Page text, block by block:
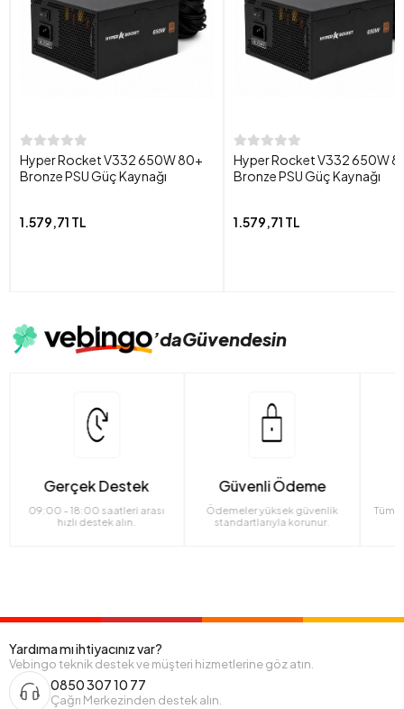
Hyper Rocket V332 650W 80+
Bronze PSU Güç Kaynağı
1.579,71 TL
Hyper Rocket V332 650W
Bronze PSU Güç Kaynağı
1.579,71 TL
’daGüvendesin
Gerçek Destek
09:00 - 18:00 saatleri arası
hızlı destek alın.
Güvenli Ödeme
Ödemeler yüksek güvenlik
standartlarıyla korunur.
Tüm
Yardıma mı ihtiyacınız var?
Vebingo teknik destek ve müşteri hizmetlerine göz atın.
0850 307 10 77
Çağrı Merkezinden destek alın.